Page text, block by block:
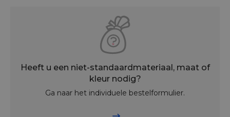
Heeft u een niet-standaardmateriaal, maat of
kleur nodig?
Ga naar het individuele bestelformulier.